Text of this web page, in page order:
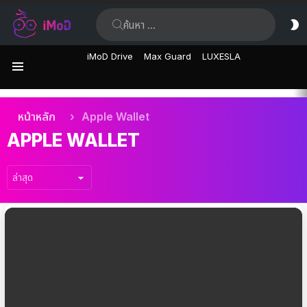
iMoD Drive Max Guard LUXESLA
เรื่อง
ล่าสุด
คุณอยู่ที่นี่:
หน้าหลัก Apple Wallet
APPLE WALLET
เรื่อง